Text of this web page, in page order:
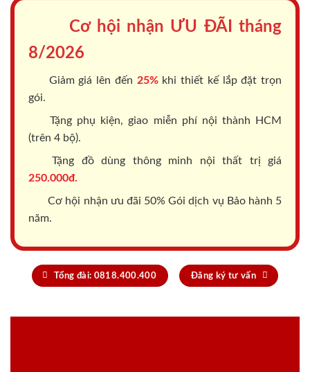
Cơ hội nhận ƯU ĐÃI tháng
8/2026
Giảm giá lên đến 25%khi thiết kế lắp đặt trọn
gói.
Tặng phụ kiện, giao miễn phí nội thành HCM
(trên 4 bộ).
Tặng đồ dùng thông minh nội thất trị giá
250.000đ.
Cơ hội nhận ưu đãi 50% Gói dịch vụ Bảo hành 5
năm.
Tổng đài: 0818.400.400 Đăng ký tư vấn